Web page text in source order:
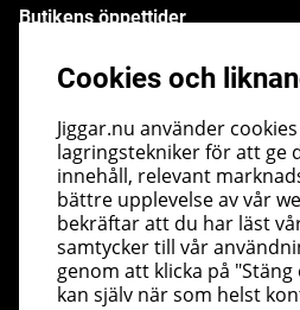
Butikens öppettider
Lördag - kl 10.00 - 14.00
Nyhetsbrev
I vårt nyhetsbrev får du ta del
erbjudanden före alla andra.
Cookies och
Jiggar.nu använder
lagringstekniker för att ge
innehåll, relevant
bättre upplevelse av vår
bekräftar att du har läst
samtycker till vår
genom att klicka på
kan själv när som helst